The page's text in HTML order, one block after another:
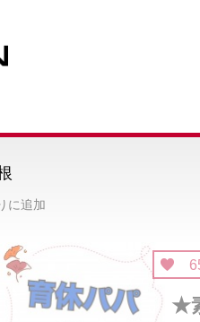
に追加
注目のブログ
族のもとへ